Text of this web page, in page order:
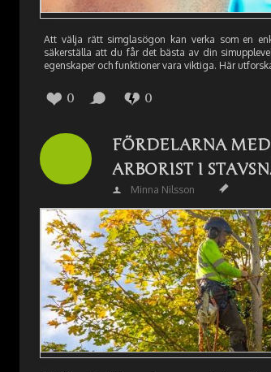
Att välja rätt simglasögon kan verka som en
säkerställa att du får det bästa av din
egenskaper och funktioner vara viktiga. Här
0 0
FÖRDELARNA
ARBORIST I
Minna Nilsson